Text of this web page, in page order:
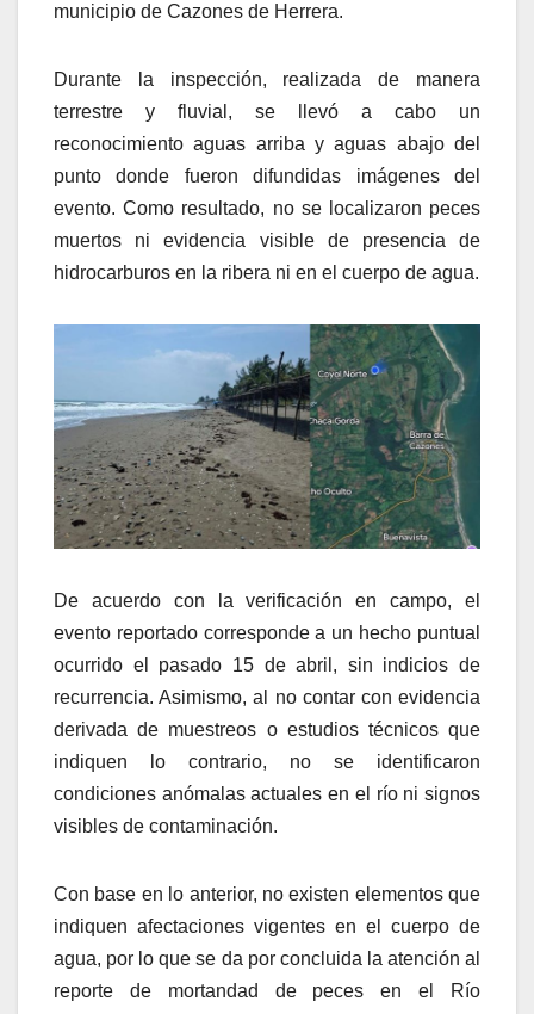
municipio de Cazones de Herrera.
Durante la inspección, realizada de manera
terrestre y fluvial, se llevó a cabo un
reconocimiento aguas arriba y aguas abajo del
punto donde fueron difundidas imágenes del
evento. Como resultado, no se localizaron peces
muertos ni evidencia visible de presencia de
hidrocarburos en la ribera ni en el cuerpo de agua.
De acuerdo con la verificación en campo, el
evento reportado corresponde a un hecho puntual
ocurrido el pasado 15 de abril, sin indicios de
recurrencia. Asimismo, al no contar con evidencia
derivada de muestreos o estudios técnicos que
indiquen lo contrario, no se identificaron
condiciones anómalas actuales en el río ni signos
visibles de contaminación.
Con base en lo anterior, no existen elementos que
indiquen afectaciones vigentes en el cuerpo de
agua, por lo que se da por concluida la atención al
reporte de mortandad de peces en el Río